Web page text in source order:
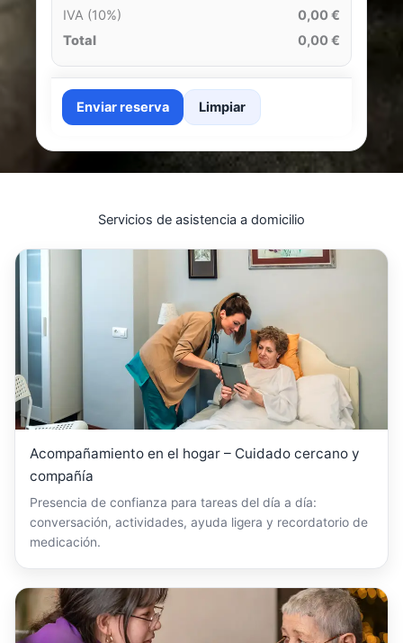
IVA (10%)
0,00 €
Total
0,00 €
Enviar reserva Limpiar
Servicios de asistencia a domicilio
Acompañamiento en el hogar – Cuidado cercano y
compañía
Presencia de confianza para tareas del día a día:
conversación, actividades, ayuda ligera y recordatorio de
medicación.